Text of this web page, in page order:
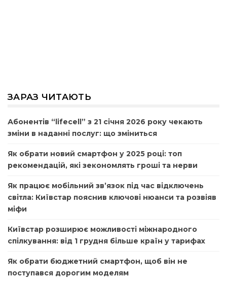
ЗАРАЗ ЧИТАЮТЬ
Абонентів “lifecell” з 21 січня 2026 року чекають
зміни в наданні послуг: що зміниться
Як обрати новий смартфон у 2025 році: топ
рекомендацій, які зекономлять гроші та нерви
Як працює мобільний зв’язок під час відключень
світла: Київстар пояснив ключові нюанси та розвіяв
міфи
Київстар розширює можливості міжнародного
спілкування: від 1 грудня більше країн у тарифах
Як обрати бюджетний смартфон, щоб він не
поступався дорогим моделям